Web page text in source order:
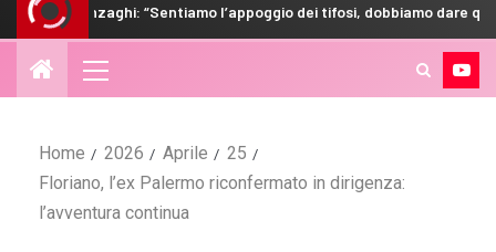
“Sentiamo l’appoggio dei tifosi, dobbiamo dare qualcosa in più”
Home 2026 Aprile
25
Floriano, l’ex Palermo riconfermato in dirigenza:
l’avventura continua